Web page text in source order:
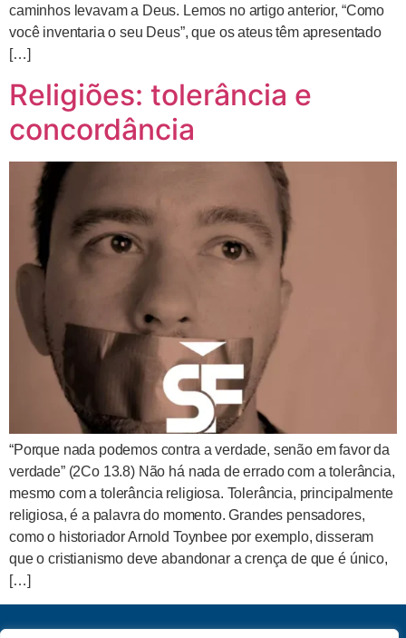
caminhos levavam a Deus. Lemos no artigo anterior, “Como
você inventaria o seu Deus”, que os ateus têm apresentado
[…]
Religiões: tolerância e
concordância
“Porque nada podemos contra a verdade, senão em favor da
verdade” (2Co 13.8) Não há nada de errado com a tolerância,
mesmo com a tolerância religiosa. Tolerância, principalmente
religiosa, é a palavra do momento. Grandes pensadores,
como o historiador Arnold Toynbee por exemplo, disseram
que o cristianismo deve abandonar a crença de que é único,
[…]